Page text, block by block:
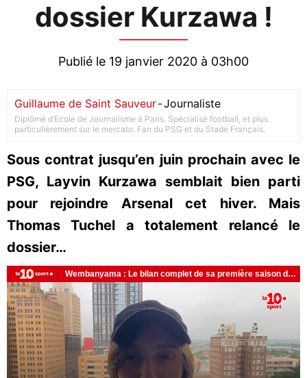
dossier Kurzawa !
Publié le 19 janvier 2020 à 03h00
Guillaume de Saint Sauveur-Journaliste
Diplômé d’Ecole de Journalisme à Paris. Spécialisé football, et plus
particulièrement sur le mercato. Fan du PSG et du Stade Français.
Sous contrat jusqu’en juin prochain avec le
PSG, Layvin Kurzawa semblait bien parti
pour rejoindre Arsenal cet hiver. Mais
Thomas Tuchel a totalement relancé le
dossier…